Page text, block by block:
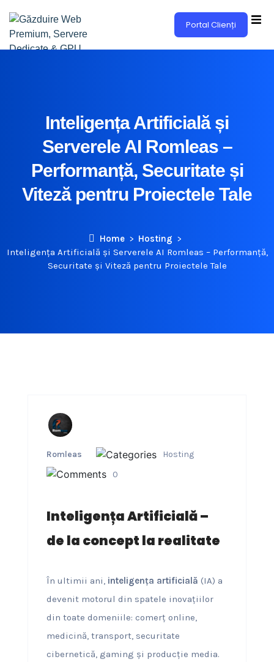
Portal Clienți
Inteligența Artificială și
Serverele AI Romleas –
Performanță, Securitate și
Viteză pentru Proiectele Tale
Home
Hosting
Inteligența Artificială și Serverele AI Romleas – Performanță,
Securitate și Viteză pentru Proiectele Tale
Romleas
Hosting
0
Inteligența Artificială –
de la concept la realitate
În ultimii ani, inteligența artificială (IA) a
devenit motorul din spatele inovațiilor
din toate domeniile: comerț online,
medicină, transport, securitate
cibernetică, gaming și producție media.